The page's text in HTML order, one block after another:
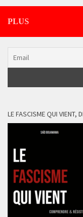
PLUS
LE FASCISME QUI VIENT,